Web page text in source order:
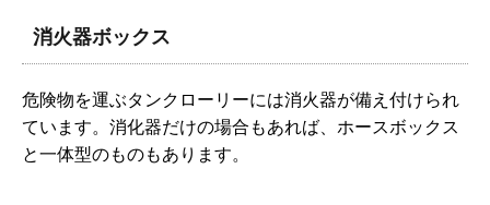
消火器ボックス
危険物を運ぶタンクローリーには消火器が備え付けられ
ています。消化器だけの場合もあれば、ホースボックス
と一体型のものもあります。